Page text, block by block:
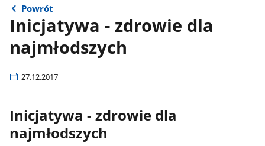
Powrót
Inicjatywa - zdrowie dla
najmłodszych
27.12.2017
Inicjatywa - zdrowie dla
najmłodszych